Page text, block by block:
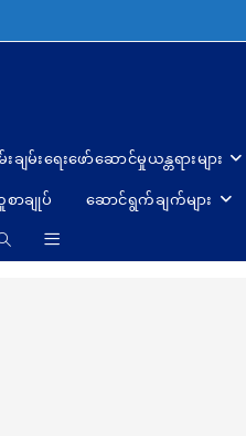
းချမ်းရေးဖော်‌ဆောင်မှုယန္တရားများ
ာချုပ် ဆောင်ရွက်ချက်များ